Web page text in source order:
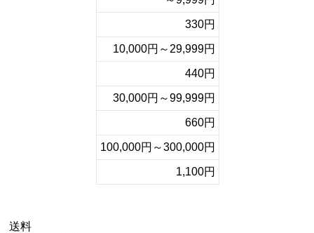
330円
10,000円～29,999円
440円
30,000円～99,999円
660円
100,000円～300,000円
1,100円
送料